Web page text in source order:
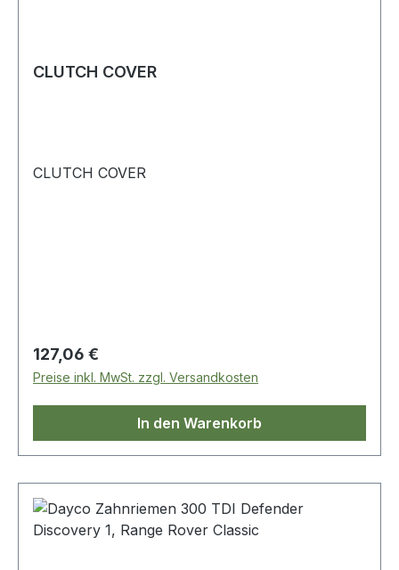
CLUTCH COVER
CLUTCH COVER
Regulärer Preis:
127,06 €
Preise inkl. MwSt. zzgl. Versandkosten
In den Warenkorb